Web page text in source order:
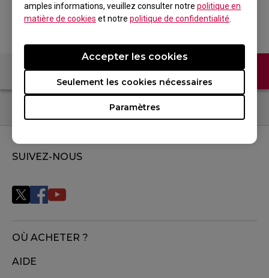
amples informations, veuillez consulter notre politique en
matière de cookies et notre politique de confidentialité
Paramètres
Seulement les cookies nécessaires
Accepter les cookies
FAQ Contactez-nous
SUIVEZ-NOUS
OÙ ACHETER ?
AIDE